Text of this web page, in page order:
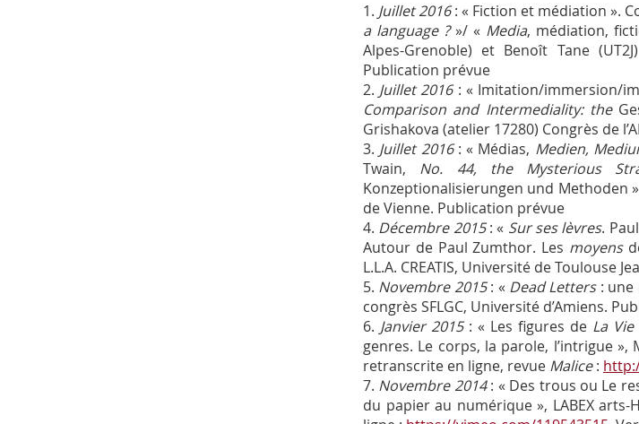
1. Juillet 2016: « Fiction et médiation ».
a language ?»/ « Media, médiation,
Alpes-Grenoble) et Benoît Tane
Publication prévue
2. Juillet 2016: « Imitation/immersion/
Comparison and Intermediality: the
Grishakova (atelier 17280) Congrès de
3. Juillet 2016: « Médias, Medien,
Twain, No. 44, the Mysterious
Konzeptionalisierungen und Methoden
de Vienne. Publication prévue
4. Décembre 2015: « Sur ses lèvres.
Autour de Paul Zumthor. Les moyens
L.L.A. CREATIS, Université de Toulouse
5. Novembre 2015: « Dead Letters: une
congrès SFLGC, Université d’Amiens.
6. Janvier 2015: « Les figures de La
genres. Le corps, la parole, l’intrigue »,
retranscrite en ligne, revue Malice:
7. Novembre 2014: « Des trous ou Le
du papier au numérique », LABEX arts-